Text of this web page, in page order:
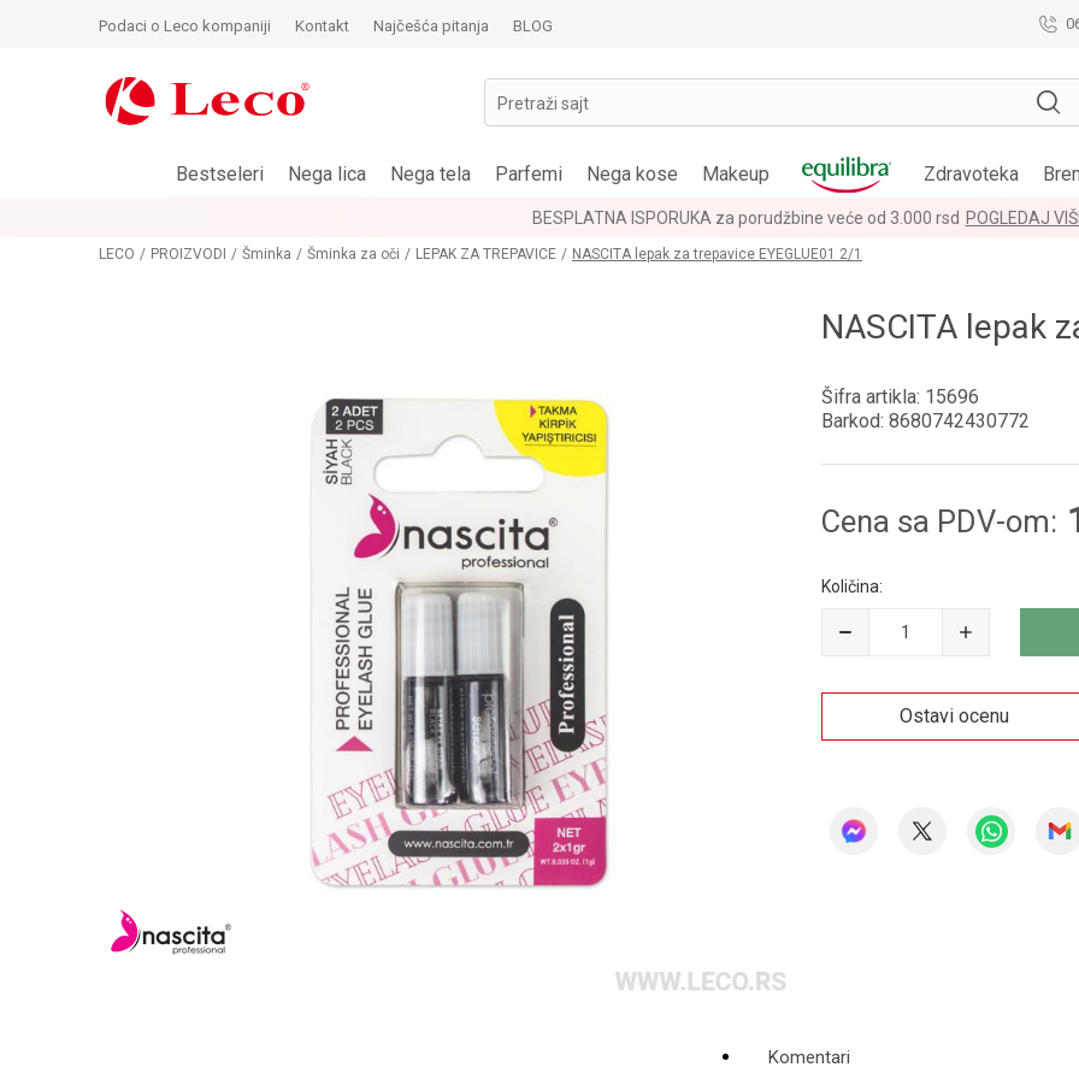
Podaci o Leco kompaniji Kontakt Najčešća pitanja BLOG
Pretraži sajt
Bestseleri Nega lica Nega tela Parfemi Nega kose Makeup Zdravoteka
LOYALTY PROGRAM POGLEDAJ VIŠE
LECO PROIZVODI Šminka Šminka za oči LEPAK ZA TREPAVICE NASCITA lepak za trepavice EYEGLUE01 2/1
NASCITA lepak
Šifra artikla: 15696
Barkod: 8680742430772
Cena sa PDV-om:
Količina:
Ostavi ocenu
Komentari